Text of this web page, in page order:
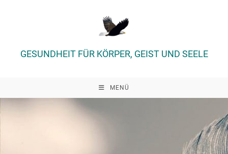
GESUNDHEIT FÜR KÖRPER, GEIST UND SEELE
MENÜ